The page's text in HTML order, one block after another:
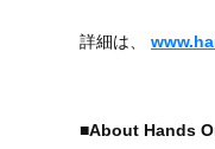
詳細は、
■About Hands